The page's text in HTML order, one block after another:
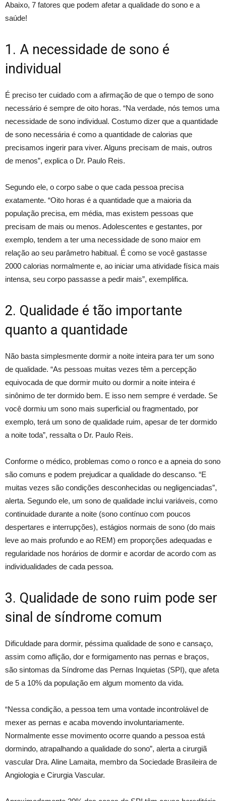
Abaixo, 7 fatores que podem afetar a qualidade do sono e a
saúde!
1. A necessidade de sono é
individual
É preciso ter cuidado com a afirmação de que o tempo de sono
necessário é sempre de oito horas. “Na verdade, nós temos uma
necessidade de sono individual. Costumo dizer que a quantidade
de sono necessária é como a quantidade de calorias que
precisamos ingerir para viver. Alguns precisam de mais, outros
de menos”, explica o Dr. Paulo Reis.
Segundo ele, o corpo sabe o que cada pessoa precisa
exatamente. “Oito horas é a quantidade que a maioria da
população precisa, em média, mas existem pessoas que
precisam de mais ou menos. Adolescentes e gestantes, por
exemplo, tendem a ter uma necessidade de sono maior em
relação ao seu parâmetro habitual. É como se você gastasse
2000 calorias normalmente e, ao iniciar uma atividade física mais
intensa, seu corpo passasse a pedir mais”, exemplifica.
2. Qualidade é tão importante
quanto a quantidade
Não basta simplesmente dormir a noite inteira para ter um sono
de qualidade. “As pessoas muitas vezes têm a percepção
equivocada de que dormir muito ou dormir a noite inteira é
sinônimo de ter dormido bem. E isso nem sempre é verdade. Se
você dormiu um sono mais superficial ou fragmentado, por
exemplo, terá um sono de qualidade ruim, apesar de ter dormido
a noite toda”, ressalta o Dr. Paulo Reis.
Conforme o médico, problemas como o ronco e a apneia do sono
são comuns e podem prejudicar a qualidade do descanso. “E
muitas vezes são condições desconhecidas ou negligenciadas”,
alerta. Segundo ele, um sono de qualidade inclui variáveis, como
continuidade durante a noite (sono contínuo com poucos
despertares e interrupções), estágios normais de sono (do mais
leve ao mais profundo e ao REM) em proporções adequadas e
regularidade nos horários de dormir e acordar de acordo com as
individualidades de cada pessoa.
3. Qualidade de sono ruim pode ser
sinal de síndrome comum
Dificuldade para dormir, péssima qualidade de sono e cansaço,
assim como aflição, dor e formigamento nas pernas e braços,
são sintomas da Síndrome das Pernas Inquietas (SPI), que afeta
de 5 a 10% da população em algum momento da vida.
“Nessa condição, a pessoa tem uma vontade incontrolável de
mexer as pernas e acaba movendo involuntariamente.
Normalmente esse movimento ocorre quando a pessoa está
dormindo, atrapalhando a qualidade do sono”, alerta a cirurgiã
vascular Dra. Aline Lamaita, membro da Sociedade Brasileira de
Angiologia e Cirurgia Vascular.